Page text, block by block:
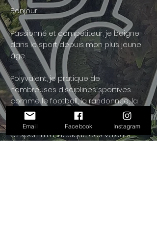
Bonjour !
Passionné et compétiteur, je baigne
dans le sport depuis mon plus jeune
âge.
Polyvalent, je pratique de
nombreuses disciplines sportives
comme le football, la randonnée, la
musculation, l'haltérophilie...
Le sport m'a inculqué des valeurs
Email Facebook Instagram